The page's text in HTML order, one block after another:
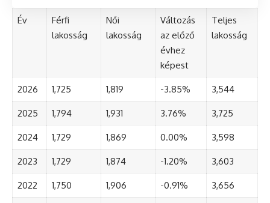
Év
Férfi
lakosság
Női
lakosság
Változás
az előző
évhez
képest
Teljes
lakosság
2026 1,725 1,819 -3.85% 3,544
2025 1,794 1,931 3.76% 3,725
2024 1,729 1,869 0.00% 3,598
2023 1,729 1,874 -1.20% 3,603
2022 1,750 1,906 -0.91% 3,656